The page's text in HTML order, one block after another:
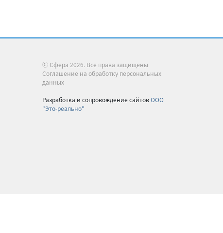
Ⓒ Сфера 2026. Все права защищены
Соглашение на обработку персональных
данных
Разработка и сопровождение сайтовООО
"Это-реально"